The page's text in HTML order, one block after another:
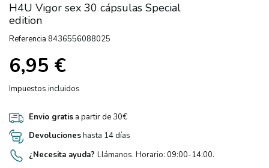
H4U Vigor sex 30 cápsulas Special
edition
Referencia 8436556088025
6,95 €
Impuestos incluidos
Envio gratis a partir de 30€
Devolucioneshasta 14 días
¿Necesita ayuda? Llámanos. Horario: 09:00-14:00.